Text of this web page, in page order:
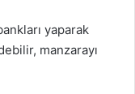
yaparak
manzarayı